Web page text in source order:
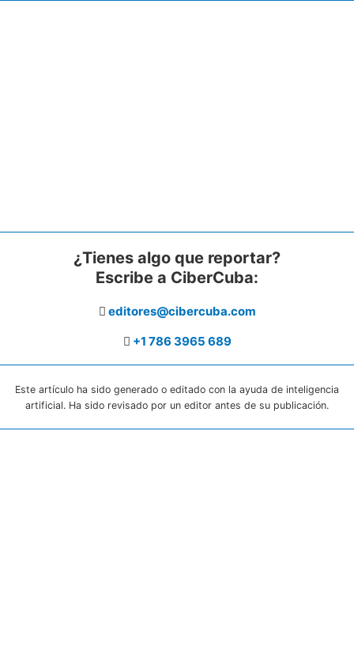
¿Tienes algo que reportar?
Escribe a CiberCuba:
editores@cibercuba.com
+1 786 3965 689
Este artículo ha sido generado o editado con la ayuda de inteligencia
artificial. Ha sido revisado por un editor antes de su publicación.